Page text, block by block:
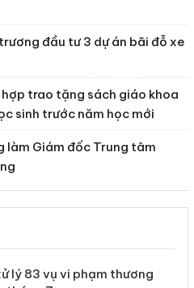
đầu tư 3 dự án bãi đỗ xe
trao tặng sách giáo khoa
sinh trước năm học mới
làm Giám đốc Trung tâm
lý 83 vụ vi phạm thương